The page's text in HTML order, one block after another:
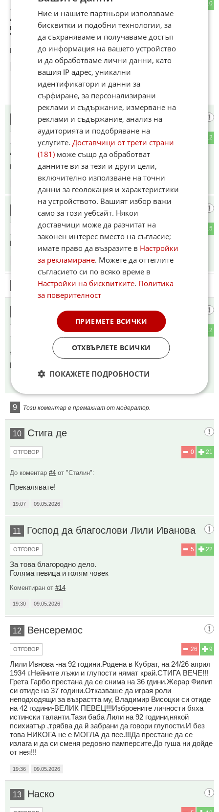
10
ОТГОВОР
Абе само някой с половин мозък може да ходи гледа тая
мумия как си сменя памперса по средата на
"концерта",дето някой я излъгал че може да пее
Коментиран от#10
09.05.2026
Браво!
12
А Лили Иванова пя ли на концерта?
Коментиран от#8
Анонимен
15
ОТГОВОР
Браво!!!
09.05.2026
Този коментар е премахнат от модератор.
12
До коментар #5 от "Браво!":
Разбрах. Завършила е концерта. Ами браво!
9 Този коментар е премахнат от модератор.
10 Стига де
21
0
ОТГОВОР
До коментар #4 от "Сталин":
Прекалявате!
19:07 09.05.2026
11 Господ да благослови Лили Иванова
22
5
ОТГОВОР
За това благородно дело.
Голяма певица и голям човек
Коментиран от #14
19:30 09.05.2026
12 Венсеремос
9
26
ОТГОВОР
Лили Ивнова -на 92 години.Родена в Кубрат, на 24/26 април
1934 г.Нейните лъжи и глупости нямат край.СТИГА ВЕЧЕ!!!
Грета Гарбо престана да се снима на 36 гдини.Жерар Филип
си отиде на 37 години.Отказваше да играя роли
неподходящи за възрастта му, Владимир Висоцки си отиде
на 42 години-ВЕЛИК ПЕВЕЦ!!!Изброените личности бяха
истински таланти.Тази баба Лили на 92 години,някой
психиатър ,трябва да й забрани да говори глупости.И без
това НИКОГА не е МОГЛА да пее.!!!Да престане да се
излага и да си сменя редовно памперсите.До гуша ни дойде
от нея!!!
19:36 09.05.2026
13 Наско
Ние и нашите партньори използваме
бисквитки и подобни технологии, за
да съхраняваме и получаваме достъп
до информация на вашето устройство
и да обработваме лични данни, като
вашия IP адрес, уникални
идентификатори и данни за
сърфиране, за персонализирани
реклами и съдържание, измерване на
реклами и съдържание, анализ на
аудиторията и подобряване на
услугите.Доставчици от трети страни
(181) може също да обработват
данните ви за тези и други цели,
включително използване на точни
данни за геолокация и характеристики
на устройството. Вашият избор важи
само за този уебсайт. Някои
доставчици може да разчитат на
законен интерес вместо на съгласие;
имате право да възразите в Настройки
за рекламиране. Можете да оттеглите
съгласието си по всяко време в
Настройки на бисквитките. Политика
за поверителност
ПРИЕМЕТЕ ВСИЧКИ
ОТХВЪРЛЕТЕ ВСИЧКИ
ПОКАЖЕТЕ ПОДРОБНОСТИ